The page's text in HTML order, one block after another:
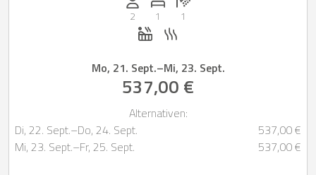
2
1
1
Whirlpool
Mo, 21. Sept.–Mi, 23. Sept.
537,00 €
Alternativen:
Di, 22. Sept.–Do, 24. Sept.
537,00 €
Mi, 23. Sept.–Fr, 25. Sept. 537,00 €